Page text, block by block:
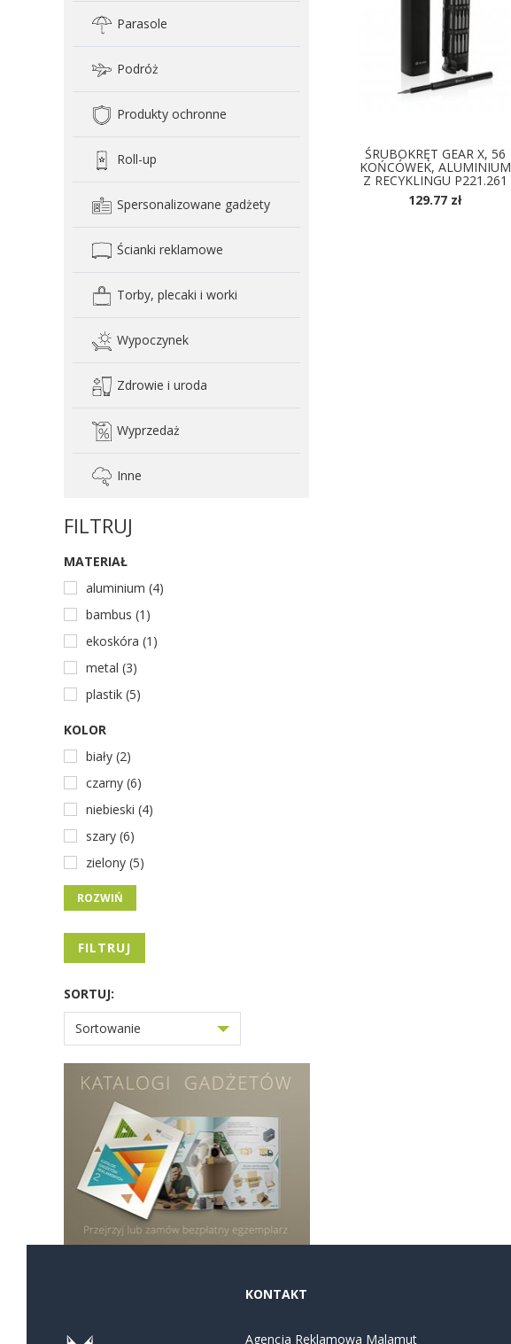
Parasole
Podróż
Produkty ochronne
Roll-up
Spersonalizowane gadżety
Ścianki reklamowe
Torby, plecaki i worki
Wypoczynek
Zdrowie i uroda
Wyprzedaż
Inne
FILTRUJ
MATERIAŁ
aluminium (4)
bambus (1)
ekoskóra (1)
metal (3)
plastik (5)
KOLOR
biały (2)
czarny (6)
niebieski (4)
szary (6)
zielony (5)
ROZWIŃ
FILTRUJ
SORTUJ:
Sortowanie
ŚRUBOKRĘT GEAR X, 56
KOŃCÓWEK, ALUMINIUM
Z RECYKLINGU P221.261
129.77 zł
KONTAKT
Agencja Reklamowa Malamut